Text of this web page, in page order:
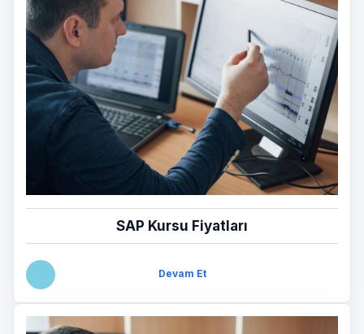
SAP Kursu Fiyatları
Devam Et